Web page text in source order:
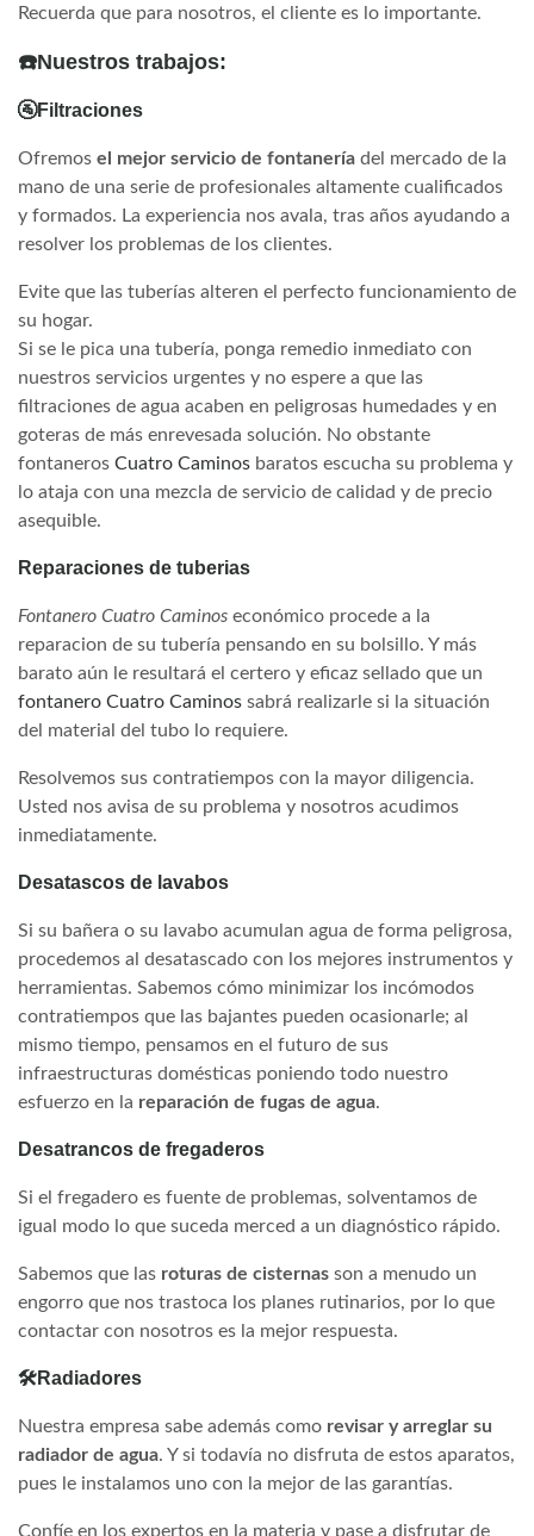
Recuerda que para nosotros, el cliente es lo importante.
☎️Nuestros trabajos:
🚰Filtraciones
Ofremos el mejor servicio de fontanería del mercado de la
mano de una serie de profesionales altamente cualificados
y formados. La experiencia nos avala, tras años ayudando a
resolver los problemas de los clientes.
Evite que las tuberías alteren el perfecto funcionamiento de
su hogar.
Si se le pica una tubería, ponga remedio inmediato con
nuestros servicios urgentes y no espere a que las
filtraciones de agua acaben en peligrosas humedades y en
goteras de más enrevesada solución. No obstante
fontaneros Cuatro Caminos baratos escucha su problema y
lo ataja con una mezcla de servicio de calidad y de precio
asequible.
Reparaciones de tuberias
Fontanero Cuatro Caminos económico procede a la
reparacion de su tubería pensando en su bolsillo. Y más
barato aún le resultará el certero y eficaz sellado que un
fontanero Cuatro Caminos sabrá realizarle si la situación
del material del tubo lo requiere.
Resolvemos sus contratiempos con la mayor diligencia.
Usted nos avisa de su problema y nosotros acudimos
inmediatamente.
Desatascos de lavabos
Si su bañera o su lavabo acumulan agua de forma peligrosa,
procedemos al desatascado con los mejores instrumentos y
herramientas. Sabemos cómo minimizar los incómodos
contratiempos que las bajantes pueden ocasionarle; al
mismo tiempo, pensamos en el futuro de sus
infraestructuras domésticas poniendo todo nuestro
esfuerzo en la reparación de fugas de agua.
Desatrancos de fregaderos
Si el fregadero es fuente de problemas, solventamos de
igual modo lo que suceda merced a un diagnóstico rápido.
Sabemos que las roturas de cisternas son a menudo un
engorro que nos trastoca los planes rutinarios, por lo que
contactar con nosotros es la mejor respuesta.
🛠Radiadores
Nuestra empresa sabe además como revisar y arreglar su
radiador de agua. Y si todavía no disfruta de estos aparatos,
pues le instalamos uno con la mejor de las garantías.
Confíe en los expertos en la materia y pase a disfrutar de